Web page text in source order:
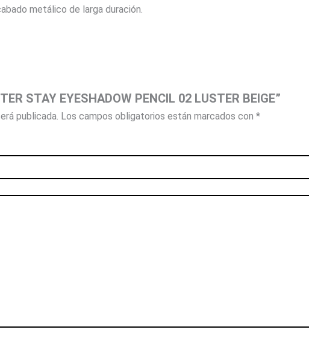
metálico de larga duración.
STAY EYESHADOW PENCIL 02 LUSTER BEIGE”
publicada. Los campos obligatorios están marcados con *